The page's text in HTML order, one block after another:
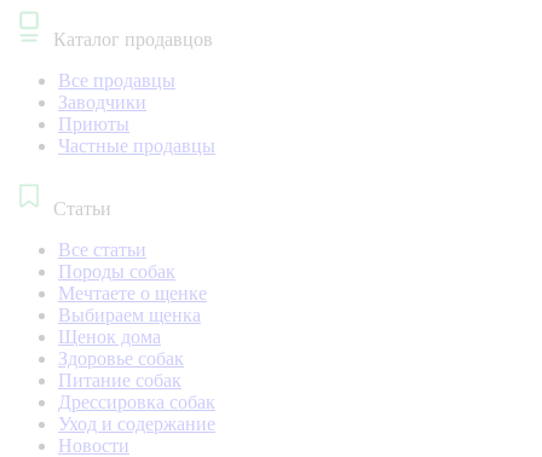
Каталог продавцов
Все продавцы
Заводчики
Приюты
Частные продавцы
Статьи
Все статьи
Породы собак
Мечтаете о щенке
Выбираем щенка
Щенок дома
Здоровье собак
Питание собак
Дрессировка собак
Уход и содержание
Новости